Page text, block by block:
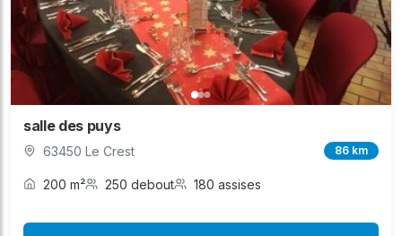
salle des puys
63450 Le Crest 86 km
200 m² 250 debout 180 assises